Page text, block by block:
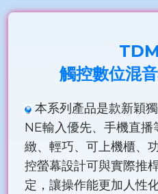
觸控數位混
本系列產品是款新穎
NE輸入優先、手機直
緻、輕巧、可上機櫃、
控螢幕設計可與實際推
定，讓操作能更加人性